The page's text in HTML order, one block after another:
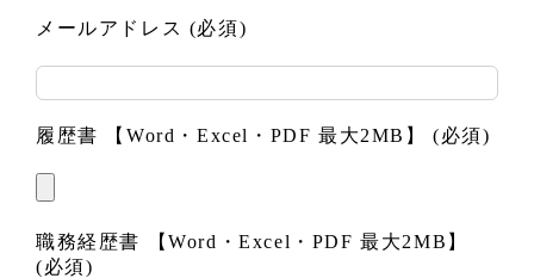
メールアドレス (必須)
履歴書 【Word・Excel・PDF 最大2MB】 (必須)
職務経歴書 【Word・Excel・PDF 最大2MB】
(必須)